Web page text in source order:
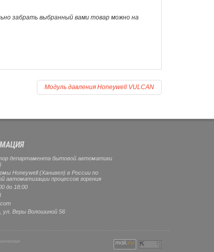
забрать выбранный вами товар можно на
Модуль давления Honeywell VULCAN
департамента бытовой автоматики
Honeywell (Ханивел) в России по
автоматизации процессов горения
до 18:00
, ул. Веры Волошиной 56